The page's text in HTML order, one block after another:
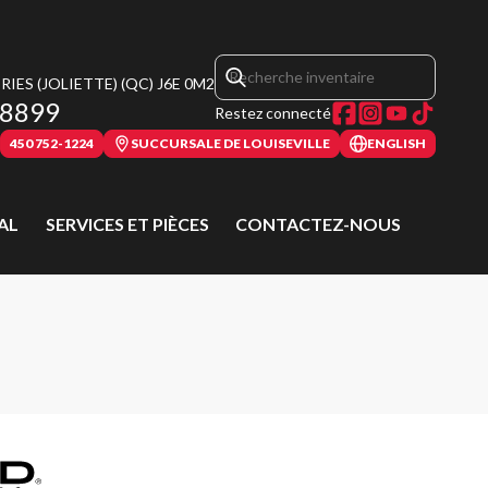
(JOLIETTE) (QC) J6E 0M2
Restez connecté
450 752-1224 SUCCURSALE DE LOUISEVILLE ENGLISH
SERVICES ET PIÈCES CONTACTEZ-NOUS